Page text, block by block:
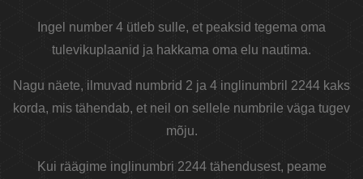
Ingel number 4 ütleb sulle, et peaksid tegema oma
tulevikuplaanid ja hakkama oma elu nautima.
Nagu näete, ilmuvad numbrid 2 ja 4 inglinumbril 2244 kaks
korda, mis tähendab, et neil on sellele numbrile väga tugev
mõju.
Kui räägime inglinumbri 2244 tähendusest, peame